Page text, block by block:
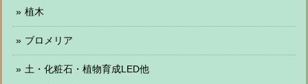
植木
ブロメリア
土・化粧石・植物育成LED他